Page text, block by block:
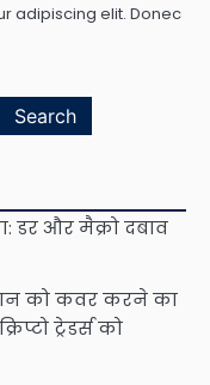
adipiscing elit. Donec
डर और मैक्रो दबाव
को कवर करने का
ट्रेडर्स को